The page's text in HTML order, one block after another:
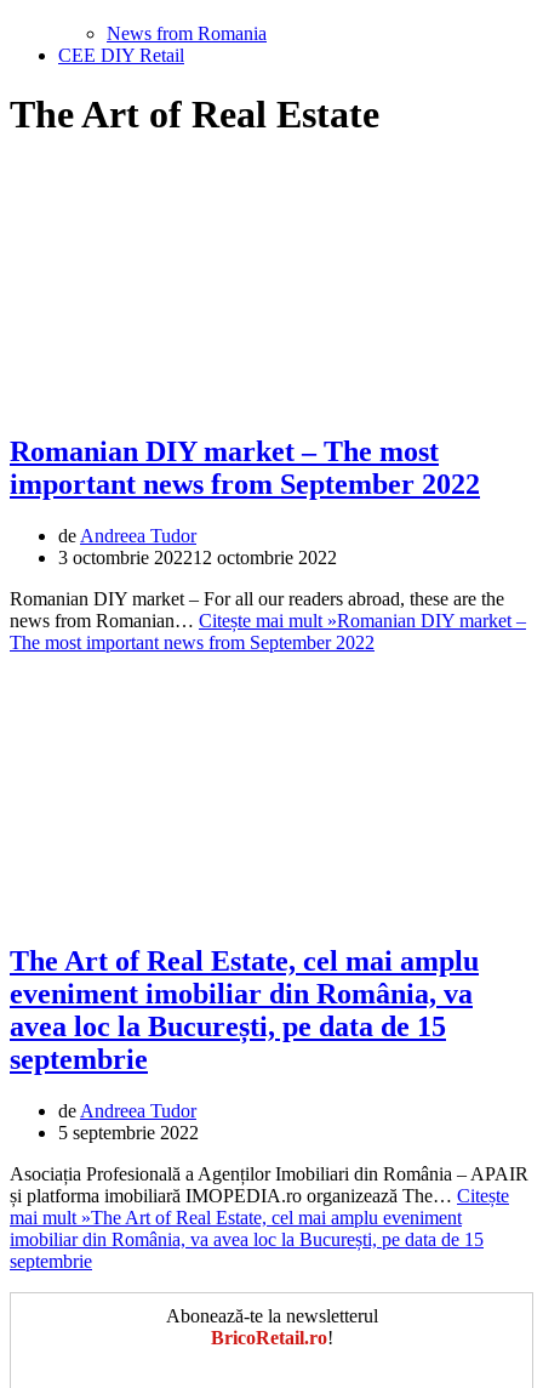
News from Romania
CEE DIY Retail
The Art of Real Estate
Romanian DIY market – The most
important news from September 2022
de Andreea Tudor
3 octombrie 202212 octombrie 2022
Romanian DIY market – For all our readers abroad, these are the
news from Romanian… Citește mai mult »Romanian DIY market –
The most important news from September 2022
The Art of Real Estate, cel mai amplu
eveniment imobiliar din România, va
avea loc la București, pe data de 15
septembrie
de Andreea Tudor
5 septembrie 2022
Asociația Profesională a Agenților Imobiliari din România – APAIR
și platforma imobiliară IMOPEDIA.ro organizează The… Citește
mai mult »The Art of Real Estate, cel mai amplu eveniment
imobiliar din România, va avea loc la București, pe data de 15
septembrie
Abonează-te la newsletterul
BricoRetail.ro!